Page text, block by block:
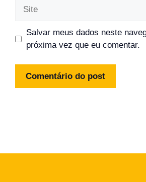
Salvar meus dados neste
próxima vez que eu comentar.